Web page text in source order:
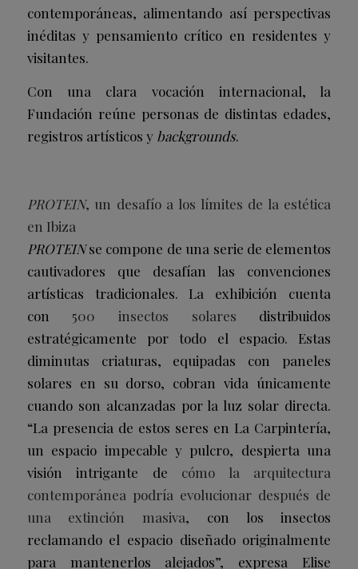
contemporáneas, alimentando así perspectivas
inéditas y pensamiento crítico en residentes y
visitantes.
Con una clara vocación internacional, la
Fundación reúne personas de distintas edades,
registros artísticos y backgrounds.
PROTEIN, un desafío a los límites de la estética
en Ibiza
PROTEINse compone de una serie de elementos
cautivadores que desafían las convenciones
artísticas tradicionales. La exhibición cuenta
con 500 insectos solares distribuidos
estratégicamente por todo el espacio. Estas
diminutas criaturas, equipadas con paneles
solares en su dorso, cobran vida únicamente
cuando son alcanzadas por la luz solar directa.
“La presencia de estos seres en La Carpintería,
un espacio impecable y pulcro, despierta una
visión intrigante de cómo la arquitectura
contemporánea podría evolucionar después de
una extinción masiva, con los insectos
reclamando el espacio diseñado originalmente
para mantenerlos alejados”, expresa Elise